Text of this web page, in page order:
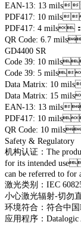
EAN-13: 13
PDF417: 10
PDF417: 4 mils
QR Code: 6.7
GD4400 SR
Code 39: 10
Code 39: 5 mils
Data Matrix: 10
Data Matrix: 15
EAN-13: 13
PDF417: 10
QR Code: 10
Safety & Regulatory
机构认证：The
for its intended
can be referred to for
激光类别：IEC
小心激光辐射-切勿
环境符合：符合
应用程序：